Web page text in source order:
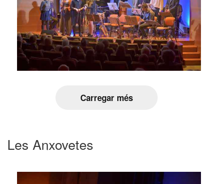
Carregar més
Les Anxovetes